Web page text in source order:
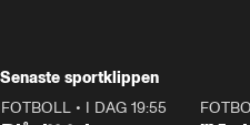
Senaste sportklippen
FOTBOLL • I DAG 19:55